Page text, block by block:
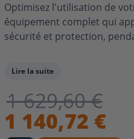
Optimisez l'utilisation de
équipement complet qui
sécurité et protection,
Lire la suite
1 629,60 €
1 140,72 €